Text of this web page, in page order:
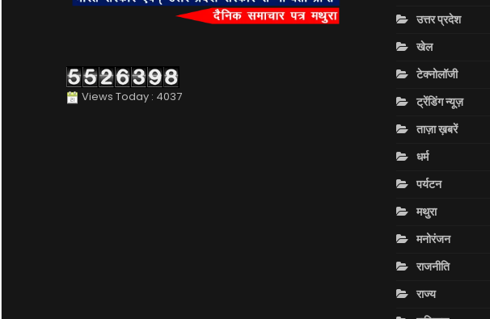
Views Today : 4037
उत्तर प्रदेश
खेल
टेक्नोलॉजी
ट्रेंडिंग न्यूज़
ताज़ा ख़बरें
धर्म
पर्यटन
मथुरा
मनोरंजन
राजनीति
राज्य